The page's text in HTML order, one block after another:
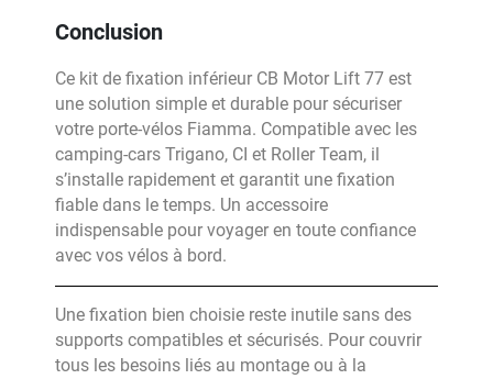
Conclusion
Ce kit de fixation inférieur CB Motor Lift 77 est
une solution simple et durable pour sécuriser
votre porte-vélos Fiamma. Compatible avec les
camping-cars Trigano, CI et Roller Team, il
s’installe rapidement et garantit une fixation
fiable dans le temps. Un accessoire
indispensable pour voyager en toute confiance
avec vos vélos à bord.
Une fixation bien choisie reste inutile sans des
supports compatibles et sécurisés. Pour couvrir
tous les besoins liés au montage ou à la